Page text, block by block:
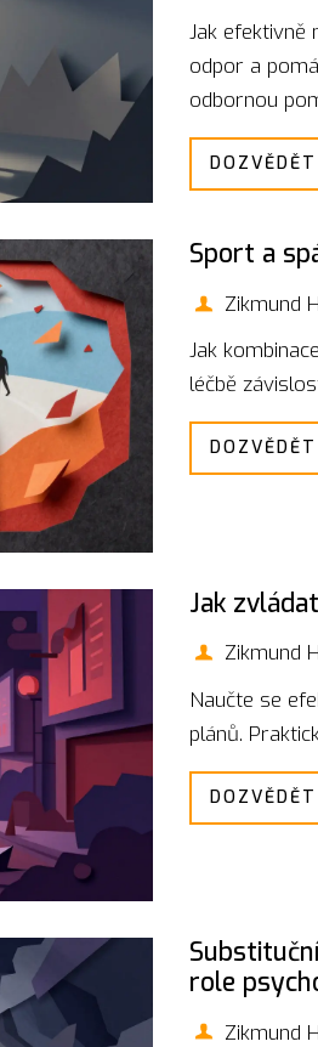
Jak efektivně
odpor a
odbornou
Sport a
Zikmund
Jak
léčbě
Jak
Zikmund
Naučte se
plánů.
role
Zikmund